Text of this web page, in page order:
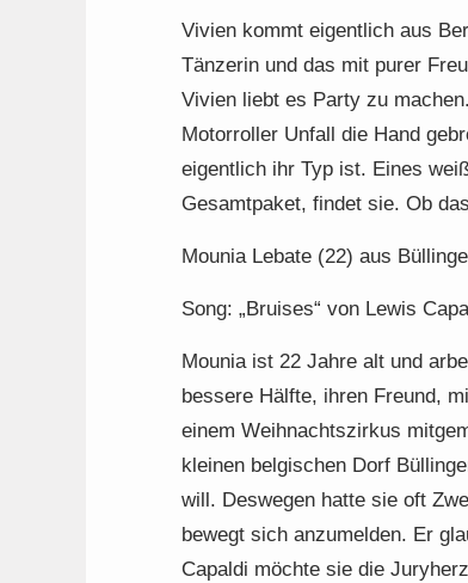
Vivien kommt eigentlich aus
Tänzerin und das mit purer
Vivien liebt es Party zu
Motorroller Unfall die Hand
eigentlich ihr Typ ist. Eines
Gesamtpaket, findet sie. Ob
Mounia Lebate (22) aus
Song: „Bruises“ von Lewis
Mounia ist 22 Jahre alt und
bessere Hälfte, ihren Freund,
einem Weihnachtszirkus
kleinen belgischen Dorf
will. Deswegen hatte sie oft
bewegt sich anzumelden. Er
Capaldi möchte sie die